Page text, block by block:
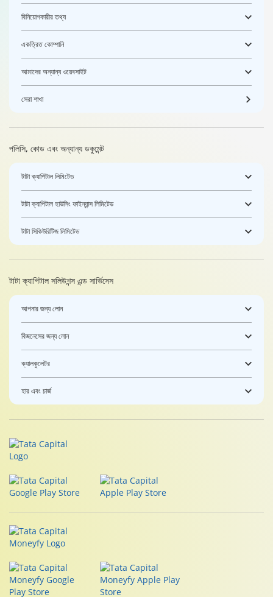
বিনিয়োগকারীর তথ্য
একত্রিত কোম্পানি
আমাদের অন্যান্য ওয়েবসাইট
সেরা শাখা
পলিসি, কোড এবং অন্যান্য ডকুমেন্ট
টাটা ক্যাপিটাল লিমিটেড
টাটা ক্যাপিটাল হাউসিং ফাইন্যান্স লিমিটেড
টাটা সিকিউরিটিজ লিমিটেড
টাটা ক্যাপিটাল সলিউশন্স এন্ড সার্ভিসেস
আপনার জন্য লোন
বিজনেসের জন্য লোন
ক্যালকুলেটর
হার এবং চার্জ